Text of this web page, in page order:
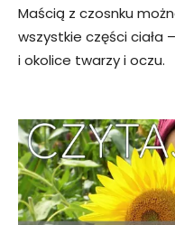
Maścią z czosnku
wszystkie części ciała
i okolice twarzy i oczu.